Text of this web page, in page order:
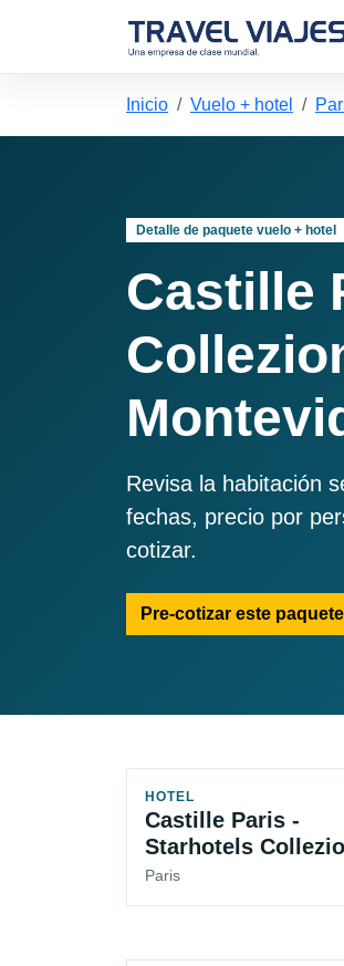
Inicio Vuelo + hotel
Detalle de paquete vuelo + hotel
Castille
Revisa la habitación
fechas, precio por
cotizar.
Pre-cotizar este paquete
HOTEL
Castille Paris -
Starhotels
Paris